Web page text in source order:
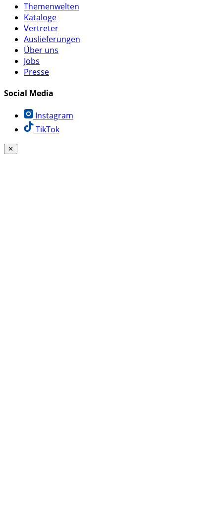
Themenwelten
Kataloge
Vertreter
Auslieferungen
Über uns
Jobs
Presse
Social Media
Instagram
TikTok
✕